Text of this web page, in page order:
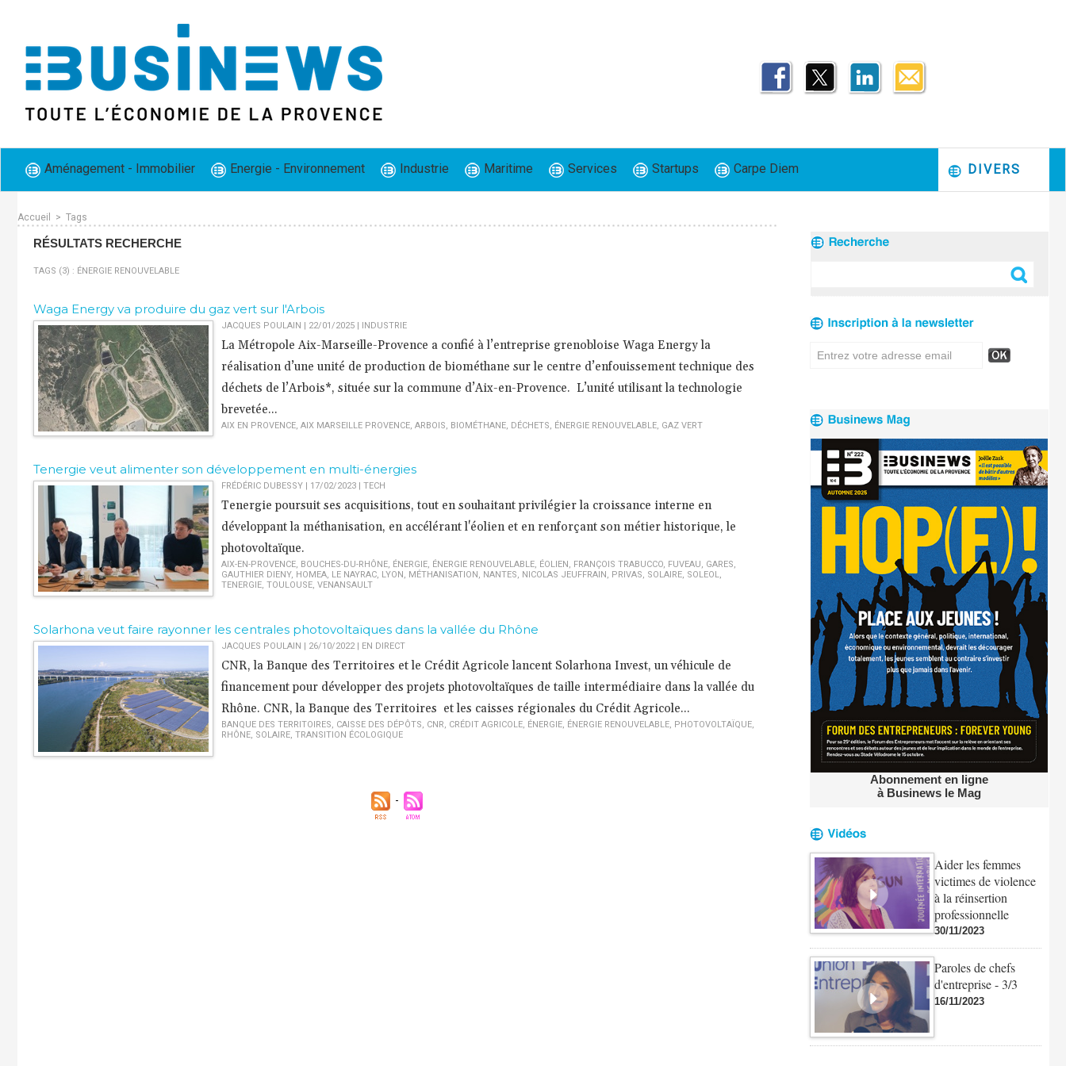
Aménagement - Immobilier Energie - Environnement Industrie Maritime Services Startups Carpe Diem DIVERS
Accueil > Tags
RÉSULTATS RECHERCHE
TAGS (3) : ÉNERGIE RENOUVELABLE
Waga Energy va produire du gaz vert sur l'Arbois
JACQUES POULAIN | 22/01/2025| INDUSTRIE
La Métropole Aix-Marseille-Provence a confié à l’entreprise grenobloise Waga Energy la
réalisation d’une unité de production de biométhane sur le centre d’enfouissement technique des
déchets de l’Arbois*, située sur la commune d’Aix-en-Provence. L’unité utilisant la technologie
brevetée...
AIX EN PROVENCE, AIX MARSEILLE PROVENCE, ARBOIS, BIOMÉTHANE, DÉCHETS, ÉNERGIE RENOUVELABLE, GAZ VERT
Tenergie veut alimenter son développement en multi-énergies
FRÉDÉRIC DUBESSY | 17/02/2023| TECH
Tenergie poursuit ses acquisitions, tout en souhaitant privilégier la croissance interne en
développant la méthanisation, en accélérant l'éolien et en renforçant son métier historique, le
photovoltaïque.
AIX-EN-PROVENCE, BOUCHES-DU-RHÔNE, ÉNERGIE, ÉNERGIE RENOUVELABLE, ÉOLIEN , FRANÇOIS TRABUCCO, FUVEAU, GARES,
GAUTHIER DIENY, HOMEA, LE NAYRAC, LYON , MÉTHANISATION , NANTES, NICOLAS JEUFFRAIN , PRIVAS, SOLAIRE, SOLEOL,
TENERGIE, TOULOUSE, VENANSAULT
Solarhona veut faire rayonner les centrales photovoltaïques dans la vallée du Rhône
JACQUES POULAIN | 26/10/2022| EN DIRECT
CNR, la Banque des Territoires et le Crédit Agricole lancent Solarhona Invest, un véhicule de
financement pour développer des projets photovoltaïques de taille intermédiaire dans la vallée du
Rhône. CNR, la Banque des Territoires et les caisses régionales du Crédit Agricole...
BANQUE DES TERRITOIRES, CAISSE DES DÉPÔTS, CNR, CRÉDIT AGRICOLE, ÉNERGIE, ÉNERGIE RENOUVELABLE, PHOTOVOLTAÏQUE,
RHÔNE, SOLAIRE, TRANSITION ÉCOLOGIQUE
Abonnement en ligne
à Businews le Mag
Aider les femmes
victimes de violence
à la réinsertion
professionnelle
30/11/2023
Paroles de chefs
d'entreprise - 3/3
16/11/2023